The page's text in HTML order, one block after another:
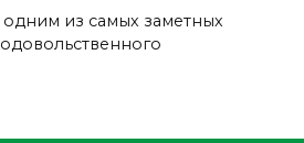
одним из самых заметных